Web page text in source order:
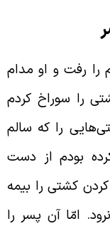
رفت و او مدام
را سوراخ کردم
را که سالم
بودم از دست
کشتی را بیمه
امّا آن پسر را